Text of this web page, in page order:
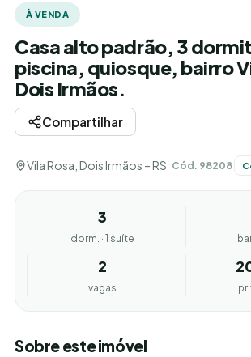
À VENDA
Casa alto padrão, 3
piscina, quiosque, bairro
Dois Irmãos.
Compartilhar
Vila Rosa, Dois Irmãos – RS Cód. 98208
3
dorm. · 1 suíte
2
vagas
Sobre este imóvel